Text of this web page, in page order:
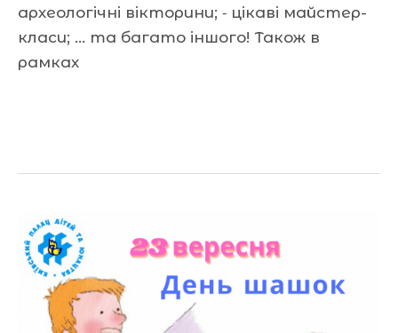
археологічні вікторини; ⁃ цікаві майстер-
класи; … та багато іншого! Також в
рамках
Вітаємо!!!